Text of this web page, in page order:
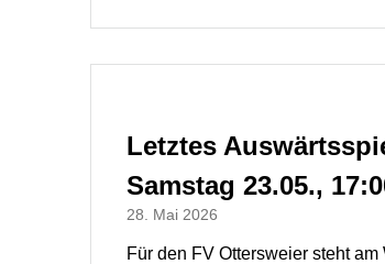
Letztes
Samstag 23.05.,
28. Mai 2026
Für den FV Ottersweier steht